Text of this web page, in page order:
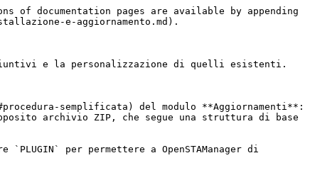
of documentation pages are available by appending
e-aggiornamento.md).
e la personalizzazione di quelli esistenti.
semplificata) del modulo **Aggiornamenti**:
archivio ZIP, che segue una struttura di base
per permettere a OpenSTAManager di